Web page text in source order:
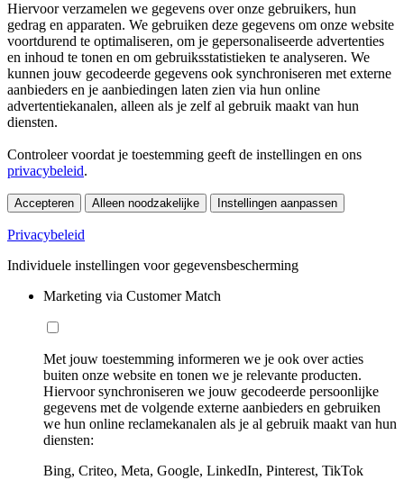
Hiervoor verzamelen we gegevens over onze gebruikers, hun
gedrag en apparaten. We gebruiken deze gegevens om onze website
voortdurend te optimaliseren, om je gepersonaliseerde advertenties
en inhoud te tonen en om gebruiksstatistieken te analyseren. We
kunnen jouw gecodeerde gegevens ook synchroniseren met externe
aanbieders en je aanbiedingen laten zien via hun online
advertentiekanalen, alleen als je zelf al gebruik maakt van hun
diensten.
Controleer voordat je toestemming geeft de instellingen en ons
privacybeleid.
Accepteren Alleen noodzakelijke Instellingen aanpassen
Privacybeleid
Individuele instellingen voor gegevensbescherming
Marketing via Customer Match
Met jouw toestemming informeren we je ook over acties
buiten onze website en tonen we je relevante producten.
Hiervoor synchroniseren we jouw gecodeerde persoonlijke
gegevens met de volgende externe aanbieders en gebruiken
we hun online reclamekanalen als je al gebruik maakt van hun
diensten:
Bing, Criteo, Meta, Google, LinkedIn, Pinterest, TikTok